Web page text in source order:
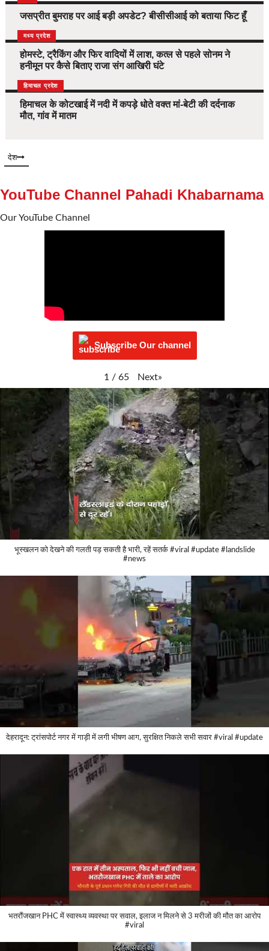
जसप्रीत बुमराह पर आई बड़ी अपडेट? बीसीसीआई को बताया फिट हूँ
देश
मध्य प्रदेश
होमस्टे, ट्रैकिंग और फिर वादियों में लाश, कत्ल से पहले सोनम ने
हनीमून पर कैसे बिताए राजा संग आखिरी घंटे
देश
हिमाचल प्रदेश
हिमाचल के कोटखाई में नदी में कपड़े धोते वक्त मां-बेटी की दर्दनाक
मौत, गांव में मातम
देश
YouTube Channel Pahadi Khabarnama
Our YouTube Channel
Subscribe Our channel
1 / 65 Next»
भूस्खलन को देखने की गलती पड़ सकती है भारी, रहें सतर्क #viral #update #landslide
#news
देहरादून: ट्रांसपोर्ट नगर में गाड़ी में लगी भीषण आग, सुरक्षित निकले सभी सवार #viral #update
भतरौंजखान PHC में स्वास्थ्य व्यवस्था पर सवाल, इलाज न मिलने से 3 मरीजों की मौत का आरोप
#viral